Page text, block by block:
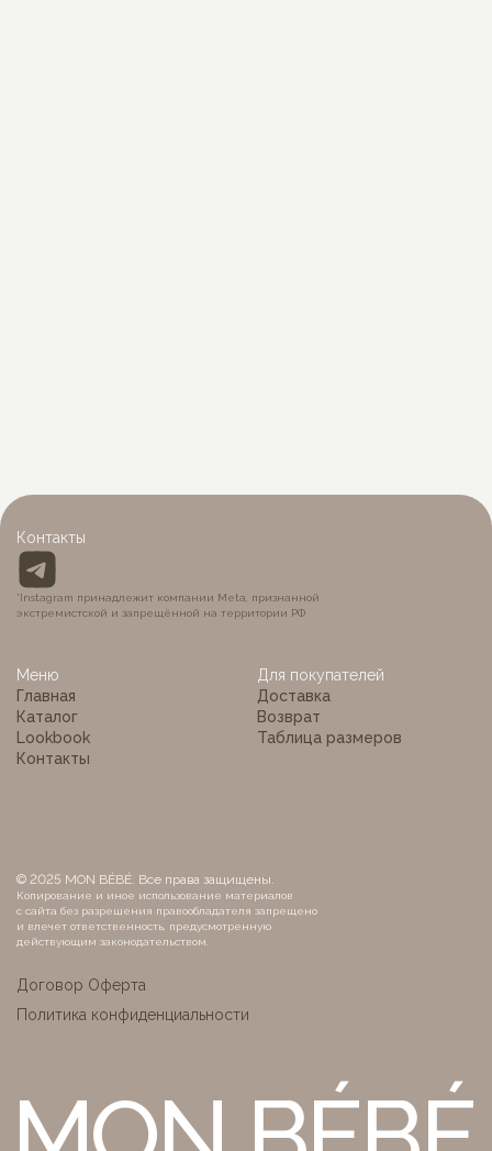
© 2025 MON BÉBÉ. Все права защищены.
Копирование и иное использование материалов
с сайта без разрешения правообладателя запрещено
и влечет ответственность, предусмотренную
действующим законодательством.
Договор Оферта
Политика конфиденциальности
Меню
Главная
Каталог
Lookbook
Контакты
Для покупателей
Доставка
Возврат
Таблица размеров
Контакты
*Instagram принадлежит компании Meta, признанной
экстремистской и запрещённой на территории РФ